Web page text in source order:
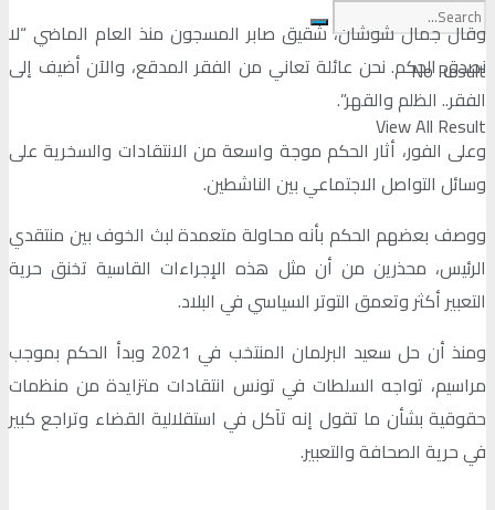
No Result
View All Result
وقال جمال شوشان، شقيق صابر المسجون منذ العام الماضي “لا
نصدق الحكم. نحن عائلة تعاني من الفقر المدقع، والآن أضيف إلى
الفقر.. الظلم والقهر”.
وعلى الفور، أثار الحكم موجة واسعة من الانتقادات والسخرية على
وسائل التواصل الاجتماعي بين الناشطين.
ووصف بعضهم الحكم بأنه محاولة متعمدة لبث الخوف بين منتقدي
الرئيس، محذرين من أن مثل هذه الإجراءات القاسية تخنق حرية
التعبير أكثر وتعمق التوتر السياسي في البلاد.
ومنذ أن حل سعيد البرلمان المنتخب في 2021 وبدأ الحكم بموجب
مراسيم، تواجه السلطات في تونس انتقادات متزايدة من منظمات
حقوقية بشأن ما تقول إنه تآكل في استقلالية القضاء وتراجع كبير
في حرية الصحافة والتعبير.